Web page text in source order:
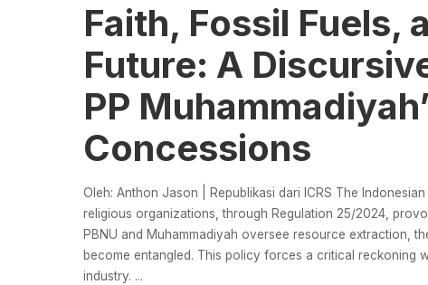
Faith, Fossil Fuels,
Future: A
PP
Concessions
Oleh: Anthon Jason | Republikasi dari ICRS The
religious organizations, through Regulation 25/2024,
PBNU and Muhammadiyah oversee resource extraction,
become entangled. This policy forces a critical reckoning
industry. ...